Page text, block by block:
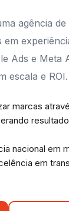
agência
Ads e Meta
escala e ROI.
marcas
nacional em
em